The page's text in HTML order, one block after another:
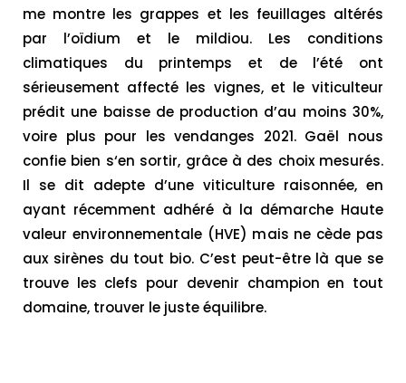
me montre les grappes et les feuillages altérés
par l’oïdium et le mildiou. Les conditions
climatiques du printemps et de l’été ont
sérieusement affecté les vignes, et le viticulteur
prédit une baisse de production d’au moins 30%,
voire plus pour les vendanges 2021. Gaël nous
confie bien s‘en sortir, grâce à des choix mesurés.
Il se dit adepte d’une viticulture raisonnée, en
ayant récemment adhéré à la démarche Haute
valeur environnementale (HVE) mais ne cède pas
aux sirènes du tout bio. C’est peut-être là que se
trouve les clefs pour devenir champion en tout
domaine, trouver le juste équilibre.